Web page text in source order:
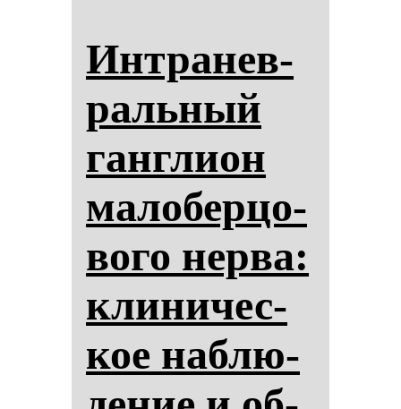
Ин­тра­нев­
раль­ный
ган­гли­он
ма­ло­бер­цо­
во­го нер­ва:
кли­ни­чес­
кое наб­лю­